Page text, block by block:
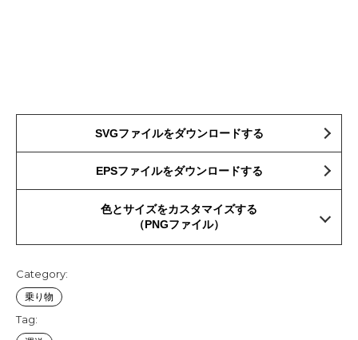
SVGファイルをダウンロードする
EPSファイルをダウンロードする
色とサイズをカスタマイズする
（PNGファイル）
Category:
乗り物
Tag: